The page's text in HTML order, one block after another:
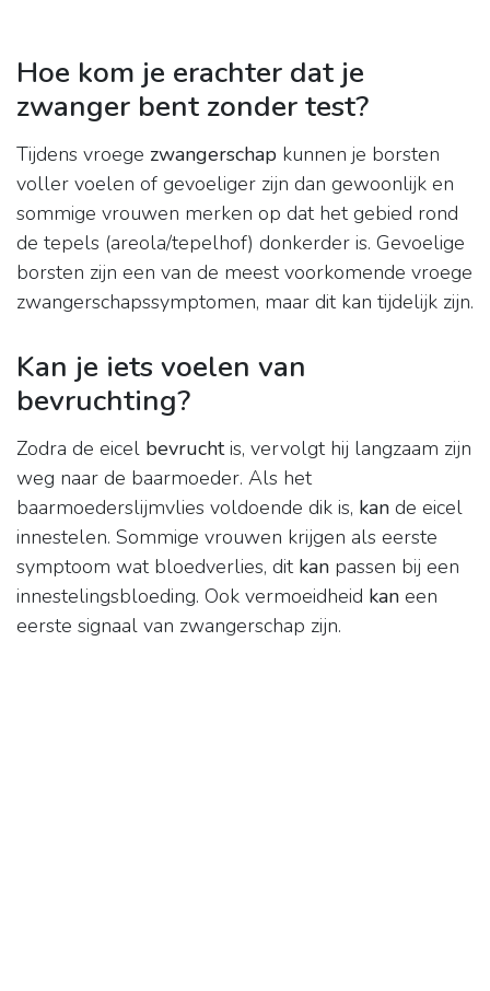
Hoe kom je erachter dat je
zwanger bent zonder test?
Tijdens vroege zwangerschap kunnen je borsten
voller voelen of gevoeliger zijn dan gewoonlijk en
sommige vrouwen merken op dat het gebied rond
de tepels (areola/tepelhof) donkerder is. Gevoelige
borsten zijn een van de meest voorkomende vroege
zwangerschapssymptomen, maar dit kan tijdelijk zijn.
Kan je iets voelen van
bevruchting?
Zodra de eicel bevruchtis, vervolgt hij langzaam zijn
weg naar de baarmoeder. Als het
baarmoederslijmvlies voldoende dik is, kan de eicel
innestelen. Sommige vrouwen krijgen als eerste
symptoom wat bloedverlies, dit kan passen bij een
innestelingsbloeding. Ook vermoeidheid kan een
eerste signaal van zwangerschap zijn.